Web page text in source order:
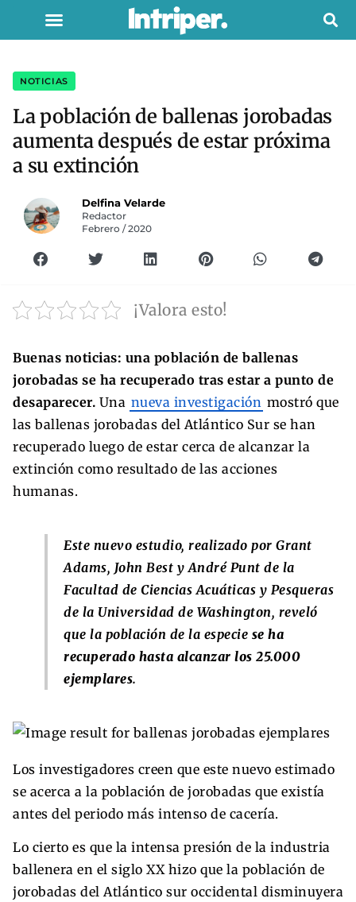
NOTICIAS
La población de ballenas jorobadas
aumenta después de estar próxima
a su extinción
Delfina Velarde
Redactor
Febrero / 2020
¡Valora esto!
Buenas noticias: una población de ballenas
jorobadas se ha recuperado tras estar a punto de
desaparecer. Una nueva investigación mostró que
las ballenas jorobadas del Atlántico Sur se han
recuperado luego de estar cerca de alcanzar la
extinción como resultado de las acciones
humanas.
Este nuevo estudio, realizado por Grant
Adams, John Best y André Punt de la
Facultad de Ciencias Acuáticas y Pesqueras
de la Universidad de Washington, reveló
que la población de la especie se ha
recuperado hasta alcanzar los 25.000
ejemplares.
Los investigadores creen que este nuevo estimado
se acerca a la población de jorobadas que existía
antes del periodo más intenso de cacería.
Lo cierto es que la intensa presión de la industria
ballenera en el siglo XX hizo que la población de
jorobadas del Atlántico sur occidental disminuyera